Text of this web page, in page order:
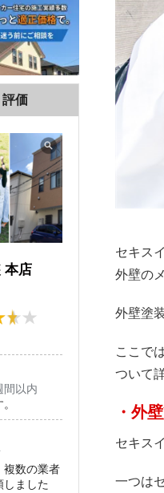
セキス
外壁の
外壁塗
ここで
ついて
・外
セキス
一つは
評価
本店
間以内
複数の業者
しました